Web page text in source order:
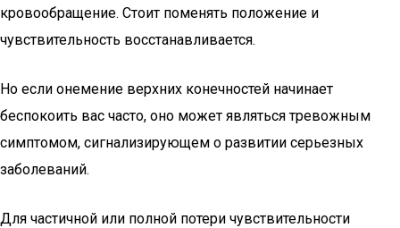
кровообращение. Стоит поменять положение и
чувствительность восстанавливается.
Но если онемение верхних конечностей начинает
беспокоить вас часто, оно может являться тревожным
симптомом, сигнализирующем о развитии серьезных
заболеваний.
Для частичной или полной потери чувствительности